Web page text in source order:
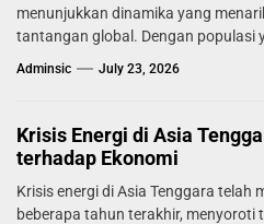
menunjukkan dinamika yang
tantangan global. Dengan populasi
Adminsic July 23, 2026
Krisis Energi di Asia
terhadap Ekonomi
Krisis energi di Asia Tenggara telah
beberapa tahun terakhir, menyoroti